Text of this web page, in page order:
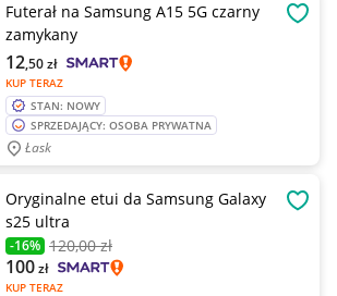
Futerał na Samsung A15 5G czarny
zamykany
KUP TERAZ
12,50zł
STAN: NOWY
SPRZEDAJĄCY: OSOBA PRYWATNA
Łask
Oryginalne etui da Samsung Galaxy
s25 ultra
-16% 120,00 zł
KUP TERAZ
100zł